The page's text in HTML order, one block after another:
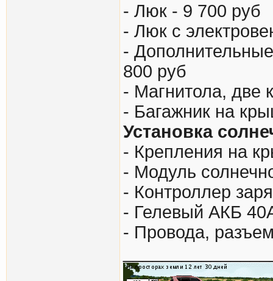
- Люк - 9 700 руб
- Люк с
-
800 руб
- Магнитола, две
- Багажник на
Установка
- Крепления на
- Модуль
- Контроллер
- Гелевый АКБ
- Провода,